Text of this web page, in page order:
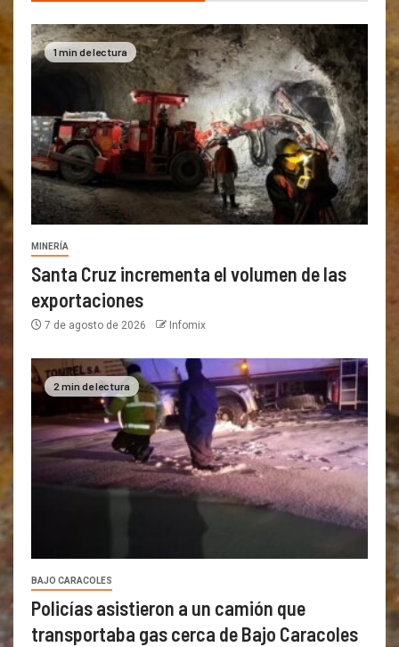
1 min de lectura
MINERÍA
Santa Cruz incrementa el volumen de las
exportaciones
7 de agosto de 2026 Infomix
2 min de lectura
BAJO CARACOLES
Policías asistieron a un camión que
transportaba gas cerca de Bajo Caracoles